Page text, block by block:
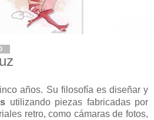
años. Su filosofía es diseñar y
utilizando piezas fabricadas por
retro, como cámaras de fotos,